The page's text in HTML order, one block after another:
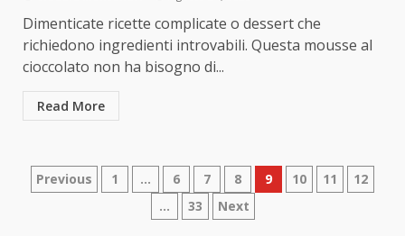
Dimenticate ricette complicate o dessert che
richiedono ingredienti introvabili. Questa mousse al
cioccolato non ha bisogno di...
Read More
Paginazione
Previous 1 … 6 7 8 9 10 11
12
…
33 Next